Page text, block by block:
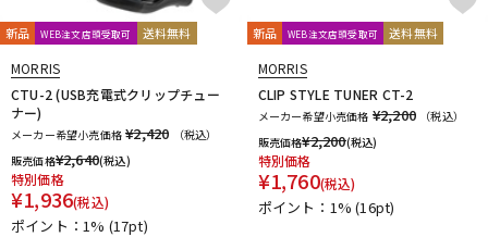
DJ機器 DTM
DTM オンライン納品
新品 WEB注文店頭受取可 送料無料
MORRIS
CTU-2 (USB充電式クリップチュー
ナー)
メーカー希望小売価格 ¥2,420
（税込）
販売価格¥2,640(税込)
特別価格
¥1,936(税込)
ポイント：1% (17pt)
新品 WEB注文店頭受取可 送料無料
MORRIS
CLIP STYLE TUNER CT-2
メーカー希望小売価格 ¥2,200
（税込）
販売価格¥2,200(税込)
特別価格
¥1,760(税込)
ポイント：1%(16pt)